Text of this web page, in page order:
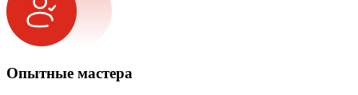
Опытные мастера